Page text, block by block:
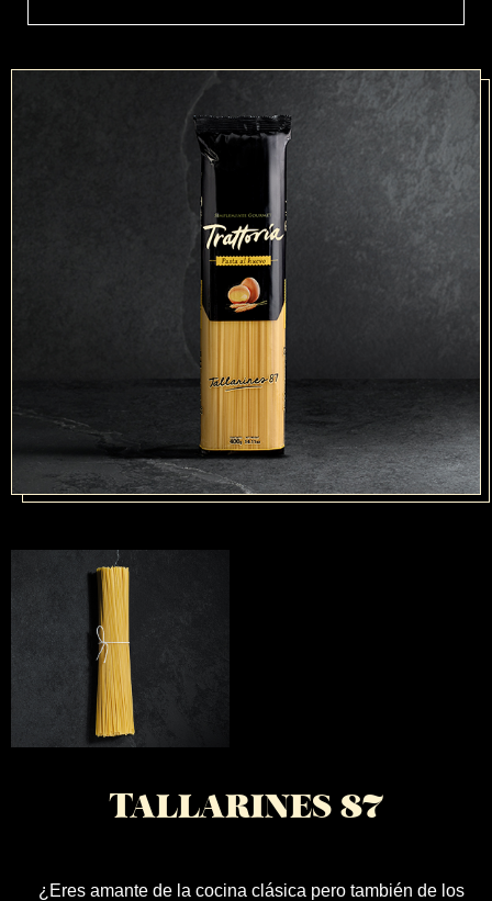
PRODUCTOS
TRATTORIA
TALLARINES 87
¿Eres amante de la cocina clásica pero también de los